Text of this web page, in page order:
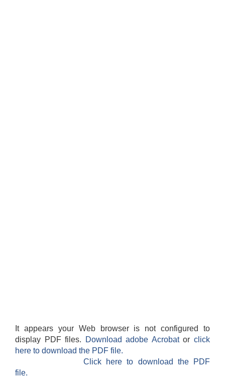
It appears your Web browser is not configured to
display PDF files.
Download adobe Acrobatorclick
here to download the PDF file.
Click here to download the PDF
file.